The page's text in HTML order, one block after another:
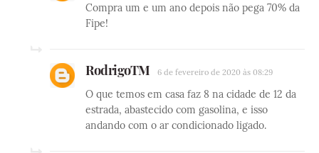
Compra um e um ano depois não pega 70% da
Fipe!
RodrigoTM 6 de fevereiro de 2020 às 08:29
O que temos em casa faz 8 na cidade de 12 da
estrada, abastecido com gasolina, e isso
andando com o ar condicionado ligado.